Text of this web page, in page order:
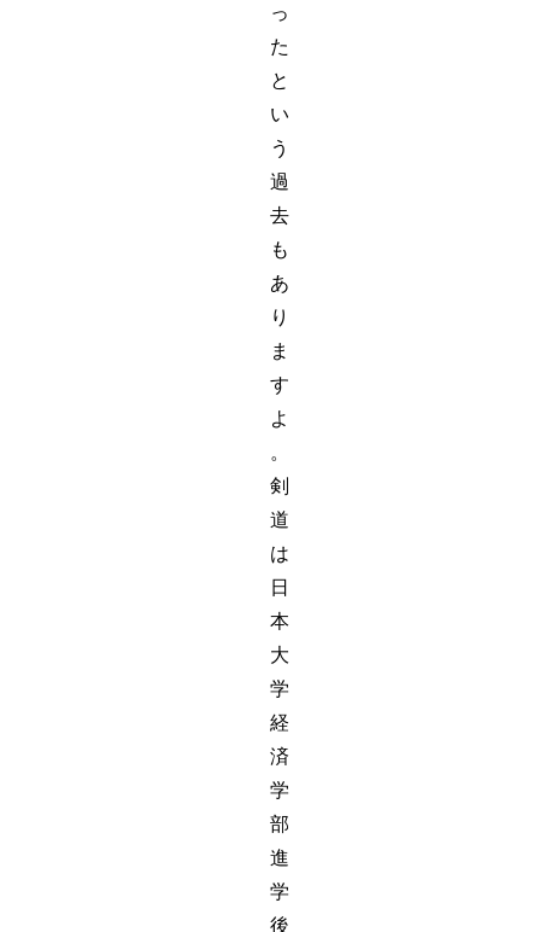
っ
た
と
い
う
過
去
も
あ
り
ま
す
よ
。
剣
道
は
日
本
大
学
経
済
学
部
進
学
後